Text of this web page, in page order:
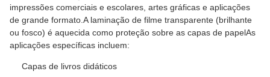
impressões comerciais e escolares, artes gráficas e aplicações
de grande formato.A laminação de filme transparente (brilhante
ou fosco) é aquecida como proteção sobre as capas de papelAs
aplicações específicas incluem:
Capas de livros didáticos